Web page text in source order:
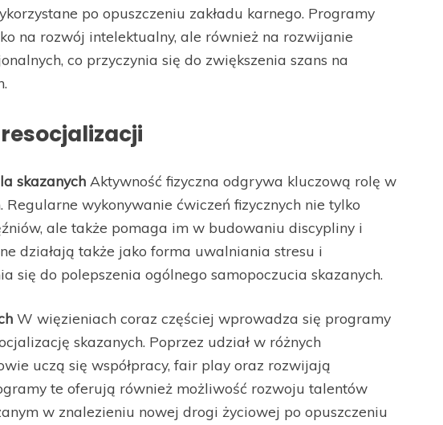
po opuszczeniu zakładu karnego. Programy
na rozwój intelektualny, ale również na rozwijanie
co przyczynia się do zwiększenia szans na
skazanych Aktywność fizyczna odgrywa kluczową rolę w
Regularne wykonywanie ćwiczeń fizycznych nie tylko
ale także pomaga im w budowaniu discypliny i
działają także jako forma uwalniania stresu i
się do polepszenia ogólnego samopoczucia skazanych.
W więzieniach coraz częściej wprowadza się programy
skazanych. Poprzez udział w różnych
uczą się współpracy, fair play oraz rozwijają
te oferują również możliwość rozwoju talentów
w znalezieniu nowej drogi życiowej po opuszczeniu